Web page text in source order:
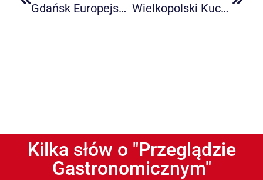
Gdańsk Europejską Stolicy Kultury Gastronomicznej 2025/26 Wielkopolski Kucharz Roku 2025
Kilka słów o "Przeglądzie
Gastronomicznym"